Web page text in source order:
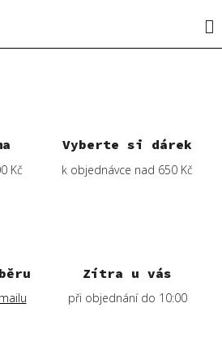
Kč
Vyberte si dárek
k objednávce nad 650 Kč
Zítra u vás
při objednání do 10:00